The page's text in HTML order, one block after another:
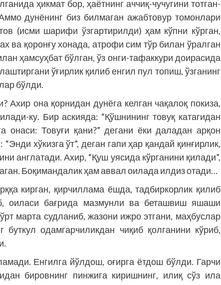
ҳикмат бор, ҳаётнинг аччиқ-чучугини тотган-
дунёнинг биз билмаган ажабтовур томонлари
(исми шарифи ўзгартирилди) ҳам кўпни кўрган,
ва қорон­ғу хонада, атрофи сим тўр билан ўралган
ҳамсуҳбат бўлган, ўз онги-тафаккури доирасида
ўғирлик қилиб енгил пул топиш, ўзганинг
бўлди.
Ахир она қорнидан дунёга келган чақалоқ покиза,
ку. Бир аскияда: “Қўшнининг товуқ катагидан
онаси: Товуғи қани?” дегани ёки даладан арқон
“Энди хўкизга ўт”, деган гапи ҳар қандай қин­ғирлик,
англатади. Ахир, “Қуш уясида кўрганини қилади”,
Боқимандалик ҳам аввал оилада илдиз отади…
кирган, қирчиллама ёшда, тадбиркорлик қилиб
оиласи бағрида мазмунли ва беташвиш яшаши
марта судланиб, жазони ижро этгани, маҳбуслар
буткул одамгарчиликдан чиқиб қолганини кўриб,
Енгилга йўл­дош, оғирга ётдош бўлди. Гарчи
бировнинг пинжига киришнинг, илиқ сўз ила